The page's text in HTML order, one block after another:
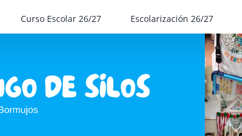
Curso Escolar 26/27 Escolarización 26/27